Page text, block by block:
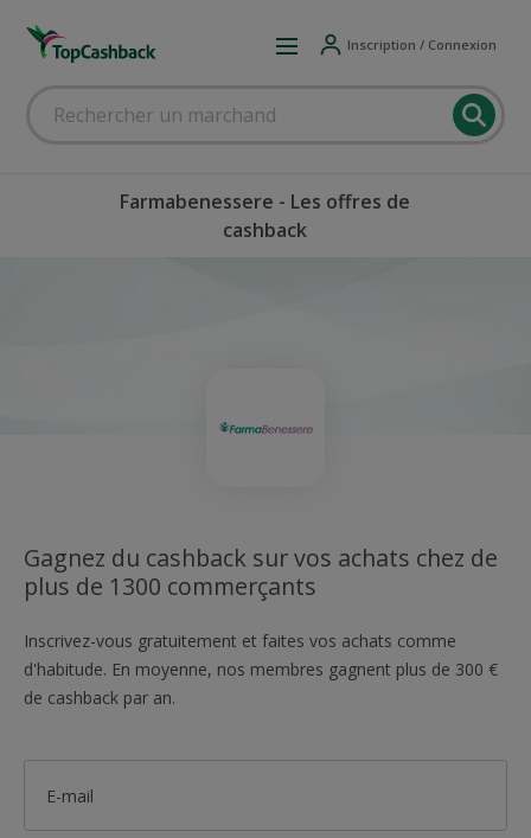
Inscription / Connexion
Farmabenessere - Les offres de
cashback
Gagnez du cashback sur vos achats chez de
plus de 1300 commerçants
Inscrivez-vous gratuitement et faites vos achats comme
d'habitude. En moyenne, nos membres gagnent plus de 300 €
de cashback par an.
E-mail